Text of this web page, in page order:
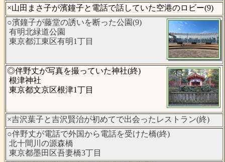
×山田まさ子が濱鐘子と電話で話していた空港のロビー(9)
○濱鐘子が藤堂の誘いを断った公園(9)
有明北緑道公園
東京都江東区有明1丁目
◎伴野丈が写真を撮っていた神社(終)
根津神社
東京都文京区根津1丁目
×吉沢葉子と吉沢賢治が初めてで出会ったレストラン(終)
○伴野丈が電話で外国から電話を受けた橋(終)
北十間川の源森橋
東京都墨田区吾妻橋3丁目